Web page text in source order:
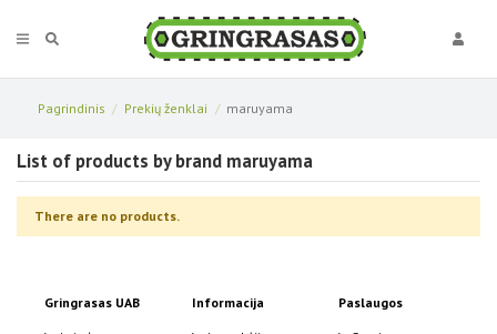
Pagrindinis Prekių ženklai maruyama
List of products by brand maruyama
There are no products.
Gringrasas UAB Informacija Paslaugos